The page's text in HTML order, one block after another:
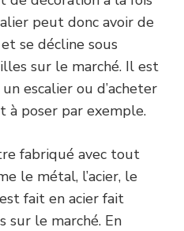
peut donc avoir de
se décline sous
sur le marché. Il est
escalier ou d’acheter
poser par exemple.
fabriqué avec tout
le métal, l’acier, le
fait en acier fait
sur le marché. En